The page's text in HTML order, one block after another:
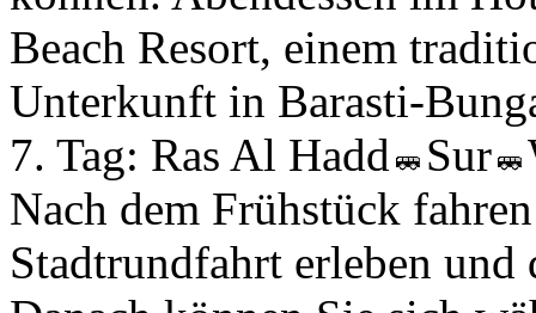
Beach Resort, einem
Unterkunft in Barasti-
7. Tag: Ras Al Hadd Sur
Nach dem Frühstück
Stadtrundfahrt erleben